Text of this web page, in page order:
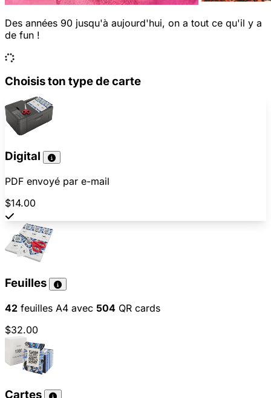
Des années 90 jusqu'à aujourd'hui, on a tout ce qu'il y a
de fun !
Choisis ton type de carte
Digital
PDF envoyé par e-mail
$14.00
Feuilles
42 feuilles A4 avec 504 QR cards
$32.00
Cartes